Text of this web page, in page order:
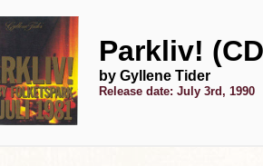
Parkliv!
by Gyllene Tider
Release date: July 3rd, 1990